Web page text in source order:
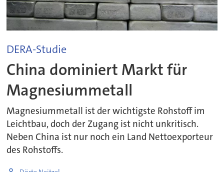
DERA-Studie
China dominiert Markt für
Magnesiummetall
Magnesiummetall ist der wichtigste Rohstoff im
Leichtbau, doch der Zugang ist nicht unkritisch.
Neben China ist nur noch ein Land Nettoexporteur
des Rohstoffs.